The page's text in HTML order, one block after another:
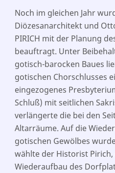
Noch im gleichen Jahr
Diözesanarchitekt und
PIRICH mit der Planung
beauftragt. Unter
gotisch-barocken Baues
gotischen Chorschlusses
eingezogenes
Schluß) mit seitlichen
verlängerte die bei den
Altarräume. Auf die
gotischen Gewölbes
wählte der Historist Pirich,
Wiederaufbau des